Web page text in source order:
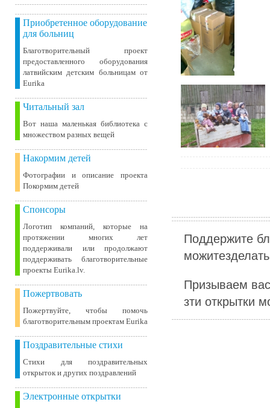
Приобретенное оборудование
для больниц
Благотворительный проект
предоставленного оборудования
латвийским детским больницам от
Eurika
Читальный зал
Вот наша маленькая библиотека c
множеством разных вещей
Накормим детей
Фотографии и описание проекта
Покормим детей
Спонсоры
Логотип компаний, которые на
протяжении многих лет
поддерживали или продолжают
поддерживать благотворительные
проекты Eurika.lv.
Пожертвовать
Пожертвуйте, чтобы помочь
благотворительным проектам Eurika
Поздравительные стихи
Стихи для поздравительных
открыток и других поздравлений
Электронные открытки
Поддержите
Призываем
зти открытки